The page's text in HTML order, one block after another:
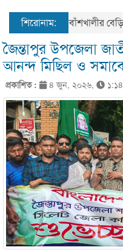
শিরোনাম:বাঁশখালীর বেড়িবাঁধ
জৈন্তাপুর উপজেলা
আনন্দ মিছিল ও
প্রকাশিত : ৪ জুন, ২০২৬, ১:১৪